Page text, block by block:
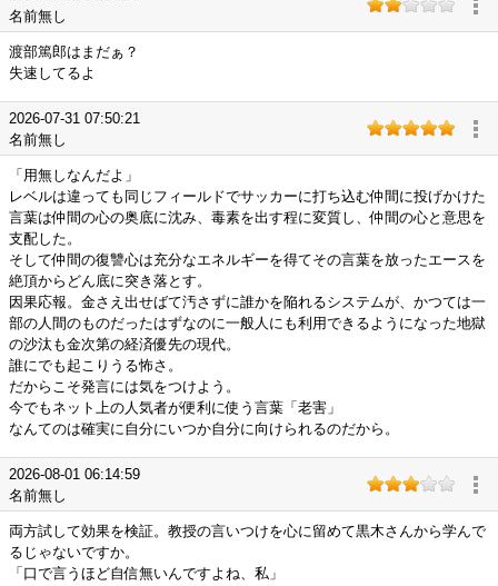
名前無し
渡部篤郎はまだぁ？
失速してるよ
2026-07-31 07:50:21
名前無し
「用無しなんだよ」
レベルは違っても同じフィールドでサッカーに打ち込む仲間に投げかけた
言葉は仲間の心の奥底に沈み、毒素を出す程に変質し、仲間の心と意思を
支配した。
そして仲間の復讐心は充分なエネルギーを得てその言葉を放ったエースを
絶頂からどん底に突き落とす。
因果応報。金さえ出せばて汚さずに誰かを陥れるシステムが、かつては一
部の人間のものだったはずなのに一般人にも利用できるようになった地獄
の沙汰も金次第の経済優先の現代。
誰にでも起こりうる怖さ。
だからこそ発言には気をつけよう。
今でもネット上の人気者が便利に使う言葉「老害」
なんてのは確実に自分にいつか自分に向けられるのだから。
2026-08-01 06:14:59
名前無し
両方試して効果を検証。教授の言いつけを心に留めて黒木さんから学んで
るじゃないですか。
「口で言うほど自信無いんですよね、私」